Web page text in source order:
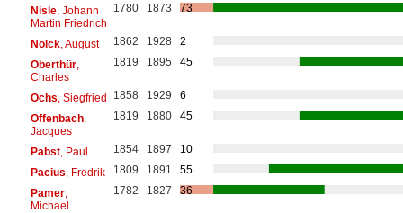
Nisle, Johann
Martin Friedrich
1780 1873 73
Nölck, August 1862 1928
2
Oberthür,
Charles
1819 1895 45
Ochs , Siegfried 1858 1929
6
Offenbach,
Jacques
1819 1880 45
Pabst, Paul 1854 1897
10
Pacius , Fredrik 1809 1891
55
Pamer,
Michael
1782 1827 36